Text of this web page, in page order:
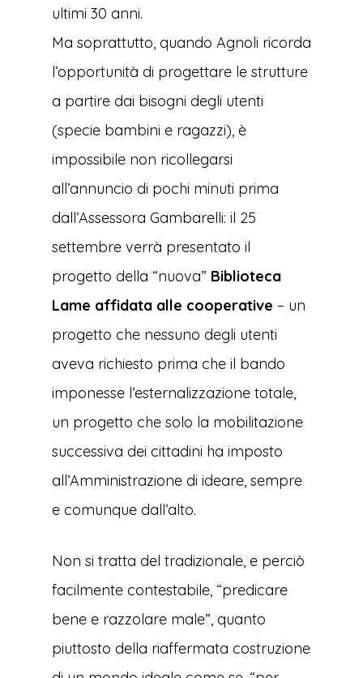
ultimi 30 anni.
Ma soprattutto, quando Agnoli ricorda
l’opportunità di progettare le strutture
a partire dai bisogni degli utenti
(specie bambini e ragazzi), è
impossibile non ricollegarsi
all’annuncio di pochi minuti prima
dall’Assessora Gambarelli: il 25
settembre verrà presentato il
progetto della “nuova” Biblioteca
Lame affidata alle cooperative – un
progetto che nessuno degli utenti
aveva richiesto prima che il bando
imponesse l’esternalizzazione totale,
un progetto che solo la mobilitazione
successiva dei cittadini ha imposto
all’Amministrazione di ideare, sempre
e comunque dall’alto.
Non si tratta del tradizionale, e perciò
facilmente contestabile, “predicare
bene e razzolare male”, quanto
piuttosto della riaffermata costruzione